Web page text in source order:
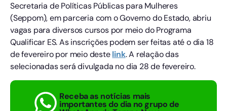
Secretaria de Políticas Públicas para Mulheres
(Seppom), em parceria com o Governo do Estado, abriu
vagas para diversos cursos por meio do Programa
Qualificar ES. As inscrições podem ser feitas até o dia 18
de fevereiro por meio destelink. A relação das
selecionadas será divulgada no dia 28 de fevereiro.
Receba as notícias mais
importantes do dia no grupo de